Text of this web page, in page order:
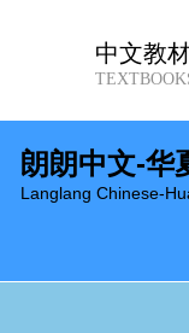
中文教
朗朗中文-华
Langlang Chinese-